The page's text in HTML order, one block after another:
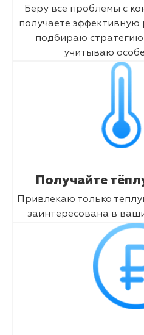
Беру все проблемы с
получаете
подбираю
учитываю
Получайте
Привлекаю только
заинтересована в